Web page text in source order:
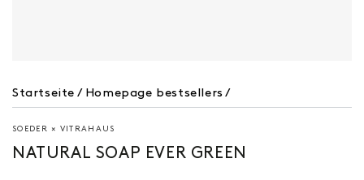
Startseite / Homepage bestsellers /
SOEDER × VITRAHAUS
NATURAL SOAP EVER GREEN